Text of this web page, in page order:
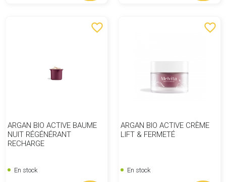
favorite_border
ARGAN BIO ACTIVE BAUME
NUIT RÉGÉNÉRANT
RECHARGE
En stock
favorite_border
ARGAN BIO ACTIVE CRÈME
LIFT & FERMETÉ
En stock